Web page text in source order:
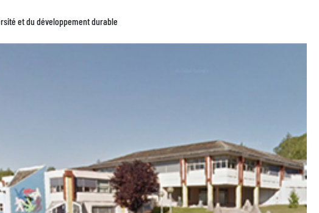
et du développement durable